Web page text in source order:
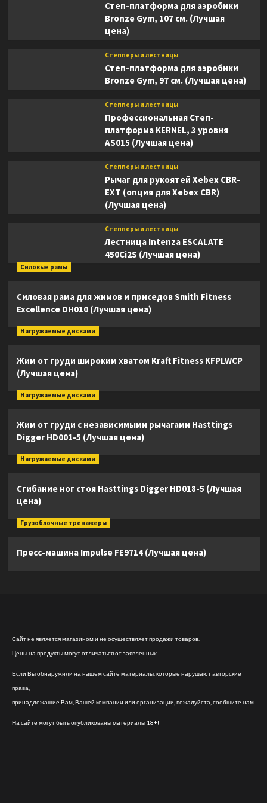
Степ-платформа для аэробики
Bronze Gym, 107 см. (Лучшая
цена)
Степперы и лестницы
Степ-платформа для аэробики
Bronze Gym, 97 см. (Лучшая цена)
Степперы и лестницы
Профессиональная Степ-
платформа KERNEL, 3 уровня
AS015 (Лучшая цена)
Степперы и лестницы
Рычаг для рукоятей Xebex CBR-
EXT (опция для Xebex CBR)
(Лучшая цена)
Степперы и лестницы
Лестница Intenza ESCALATE
450Ci2S (Лучшая цена)
Силовые рамы
Силовая рама для жимов и приседов Smith Fitness
Excellence DH010 (Лучшая цена)
Нагружаемые дисками
Жим от груди широким хватом Kraft Fitness KFPLWCP
(Лучшая цена)
Нагружаемые дисками
Жим от груди с независимыми рычагами Hasttings
Digger HD001-5 (Лучшая цена)
Нагружаемые дисками
Сгибание ног стоя Hasttings Digger HD018-5 (Лучшая
цена)
Грузоблочные тренажеры
Пресс-машина Impulse FE9714 (Лучшая цена)
Сайт не является магазином и не осуществляет продажи товаров.
Цены на продукты могут отличаться от заявленных.
Если Вы обнаружили на нашем сайте материалы, которые нарушают авторские
права,
принадлежащие Вам, Вашей компании или организации, пожалуйста, сообщите нам.
На сайте могут быть опубликованы материалы 18+!